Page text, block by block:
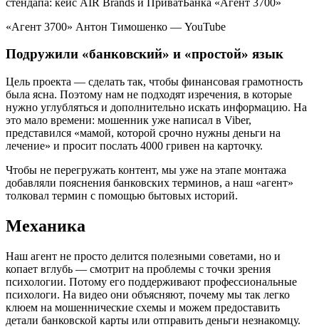
«Агент 3700» Антон Тимошенко — YouTube
Подружили «банковский» и «простой» язык
Цель проекта — сделать так, чтобы финансовая грамотность
была ясна. Поэтому нам не подходят изречения, в которые
нужно углубляться и дополнительно искать информацию. На
это мало времени: мошенник уже написал в Viber,
представился «мамой, которой срочно нужны деньги на
лечение» и просит послать 4000 гривен на карточку.
Чтобы не перегружать контент, мы уже на этапе монтажа
добавляли пояснения банковских терминов, а наш «агент»
толковал термин с помощью бытовых историй.
Механика
Наш агент не просто делится полезными советами, но и
копает вглубь — смотрит на проблемы с точки зрения
психологии. Потому его поддерживают профессиональные
психологи. На видео они объясняют, почему мы так легко
клюем на мошеннические схемы и можем предоставить
детали банковской карты или отправить деньги незнакомцу.